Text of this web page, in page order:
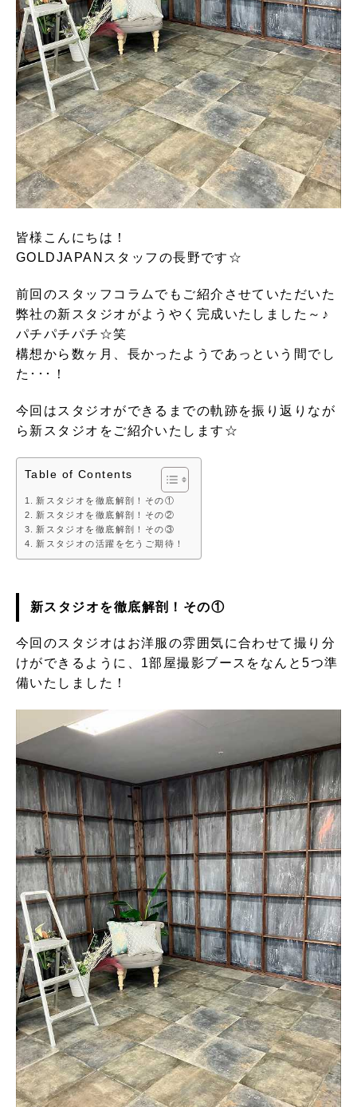
皆様こんにちは！
GOLDJAPANスタッフの長野です☆
前回のスタッフコラムでもご紹介させていただいた
弊社の新スタジオがようやく完成いたしました～♪
パチパチパチ☆笑
構想から数ヶ月、長かったようであっという間でし
た･･･！
今回はスタジオができるまでの軌跡を振り返りなが
ら新スタジオをご紹介いたします☆
Table of Contents
新スタジオを徹底解剖！その①
新スタジオを徹底解剖！その②
新スタジオを徹底解剖！その③
新スタジオの活躍を乞うご期待！
新スタジオを徹底解剖！その①
今回のスタジオはお洋服の雰囲気に合わせて撮り分
けができるように、1部屋撮影ブースをなんと5つ準
備いたしました！